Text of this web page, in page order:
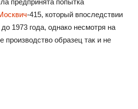
предпринята попытка
-415, который впоследствии
1973 года, однако несмотря на
производство образец так и не